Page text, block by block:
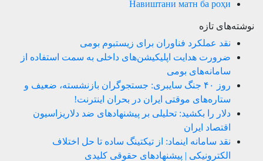
Навиштани матн ба роҳи
نوشته‌های تازه
نقد عملکرد فناوران برای زیستبوم بومی
ضرورت هدایت اپلیکیشن‌های داخلی به سمت استفاده از
سامانه‌های بومی
روز ۴۰ جنگ سایبری: جستجوگران بازنشسته، ضعیف و
ستاره‌های موقتی ایران در بحران اینترنت!
دلار را بکشید: تحلیلی بر پیشنهادهای ضد دلاریزاسیون
اقتصاد ایران
نقد سامانه اینماد: از تیکتینگ ساده تا حل اختلاف
الکترونیکی | پیشنهادهای حقوقی کلیدی